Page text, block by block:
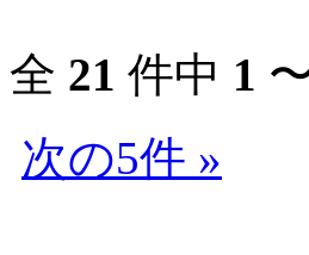
全 21 件中 1
次の5件 »